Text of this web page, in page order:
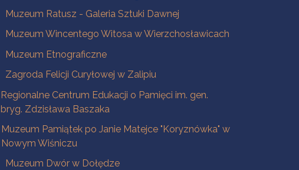
Muzeum Ratusz - Galeria Sztuki Dawnej
Muzeum Wincentego Witosa w Wierzchosławicach
Muzeum Etnograficzne
Zagroda Felicji Curyłowej w Zalipiu
Regionalne Centrum Edukacji o Pamięci im. gen.
bryg. Zdzisława Baszaka
Muzeum Pamiątek po Janie Matejce "Koryznówka" w
Nowym Wiśniczu
Muzeum Dwór w Dołędze